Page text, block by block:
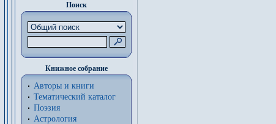
Поиск
Книжное собрание
Авторы и книги
Тематический каталог
Поэзия
Астрология